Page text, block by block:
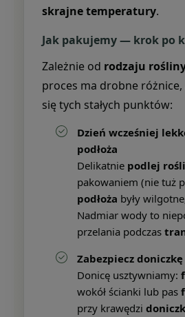
skrajne temperatury.
Jak pakujemy — krok po
Zależnie od rodzaju
proces ma drobne
się tych stałych punktów:
Dzień wcześniej
podłoża
Delikatnie podlej
pakowaniem (nie tuż
podłoża były
Nadmiar wody to
przelania podczas
Zabezpiecz
Donicę usztywniamy:
wokół ścianki lub pas
przy krawędzi